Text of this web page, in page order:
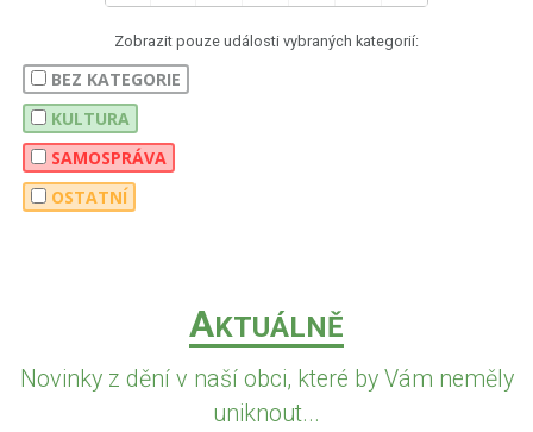
Zobrazit pouze události vybraných kategorií:
BEZ KATEGORIE
KULTURA
SAMOSPRÁVA
OSTATNÍ
AKTUÁLNĚ
Novinky z dění v naší obci, které by Vám neměly
uniknout...